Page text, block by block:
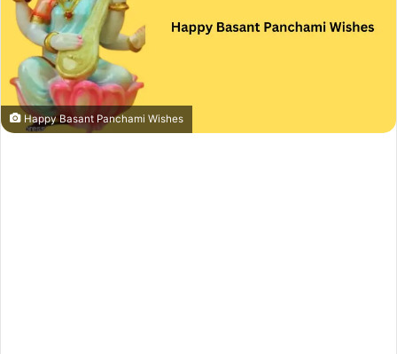
Happy Basant Panchami Wishes